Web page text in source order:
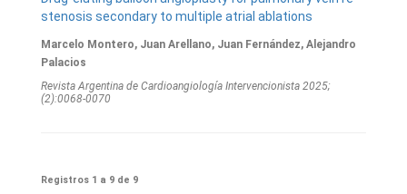
stenosis secondary to multiple atrial ablations
Marcelo Montero, Juan Arellano, Juan Fernández, Alejandro
Palacios
Revista Argentina de Cardioangiologí­a Intervencionista 2025;
(2):0068-0070
Registros 1 a 9 de 9